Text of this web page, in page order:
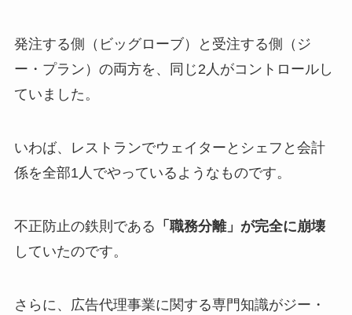
発注する側（ビッグローブ）と受注する側（ジ
ー・プラン）の両方を、同じ2人がコントロールし
ていました。
いわば、レストランでウェイターとシェフと会計
係を全部1人でやっているようなものです。
不正防止の鉄則である 「職務分離」が完全に崩壊
していたのです。
さらに、広告代理事業に関する専門知識がジー・